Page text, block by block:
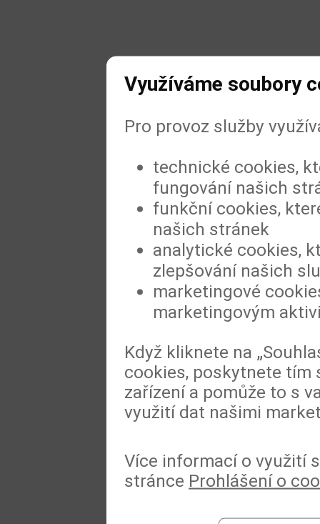
Využíváme soubory
Pro provoz služby
technické cookies,
fungování našich
funkční cookies,
našich stránek
analytické cookies,
zlepšování našich
marketingové
marketingovým
Když kliknete na
cookies, poskytnete tím
zařízení a pomůže to s
využití dat našimi
Více informací o využití
stránce Prohlášení o